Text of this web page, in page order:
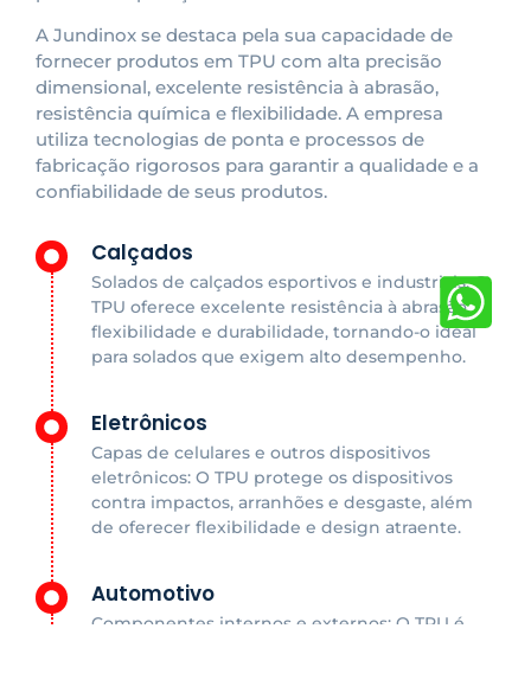
A Jundinox se destaca pela sua capacidade de
fornecer produtos em TPU com alta precisão
dimensional, excelente resistência à abrasão,
resistência química e flexibilidade. A empresa
utiliza tecnologias de ponta e processos de
fabricação rigorosos para garantir a qualidade e a
confiabilidade de seus produtos.
Calçados
Solados de calçados esportivos e industriais: O
TPU oferece excelente resistência à abrasão,
flexibilidade e durabilidade, tornando-o ideal
para solados que exigem alto desempenho.
Eletrônicos
Capas de celulares e outros dispositivos
eletrônicos: O TPU protege os dispositivos
contra impactos, arranhões e desgaste, além
de oferecer flexibilidade e design atraente.
Automotivo
Componentes internos e externos: O TPU é